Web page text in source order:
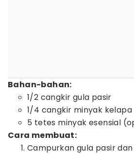
Bahan-bahan:
1/2 cangkir gula pasir
1/4 cangkir minyak kelapa
5 tetes minyak esensial
Cara membuat:
Campurkan gula pasir